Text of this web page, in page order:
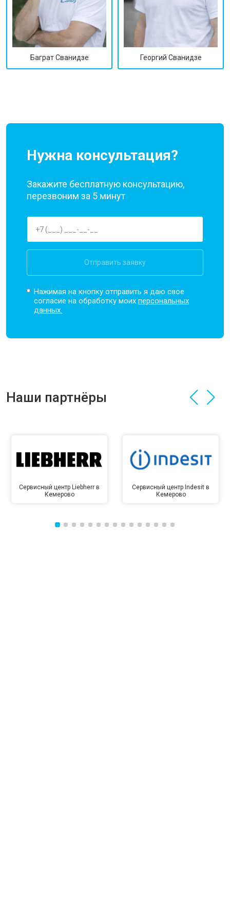
Баграт Сванидзе Георгий Сванидзе
Нужна консультация?
Закажите бесплатную консультацию,
перезвоним за 5 минут
Отправить заявку
Нажимая на кнопку отправить я даю свое
согласие на обработку моихперсональных
данных.
Наши партнёры
Сервисный центр Liebherr в
Кемерово
Сервисный центр Indesit в
Кемерово